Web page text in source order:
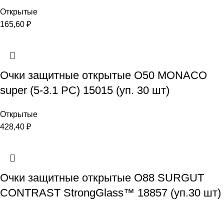
Открытые
165,60 ₽
Очки защитные открытые О50 MONACO
super (5-3.1 PC) 15015 (уп. 30 шт)
Открытые
428,40 ₽
Очки защитные открытые О88 SURGUT
CONTRAST StrongGlass™ 18857 (уп.30 шт)